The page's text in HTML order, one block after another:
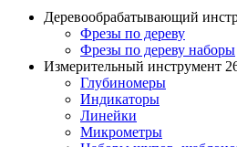
Деревообрабатывающий
Фрезы по дереву
Фрезы по дереву наборы
Измерительный инструмент
Глубиномеры
Индикаторы
Линейки
Микрометры